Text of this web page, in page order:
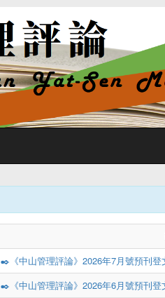
✒️《中山管理評論》2026年7月號預刊登
✒️《中山管理評論》2026年6月號預刊登